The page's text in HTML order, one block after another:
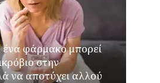
ένα φάρμακο μπορεί
στην
να αποτύχει αλλού